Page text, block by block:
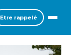
Etre rappelé